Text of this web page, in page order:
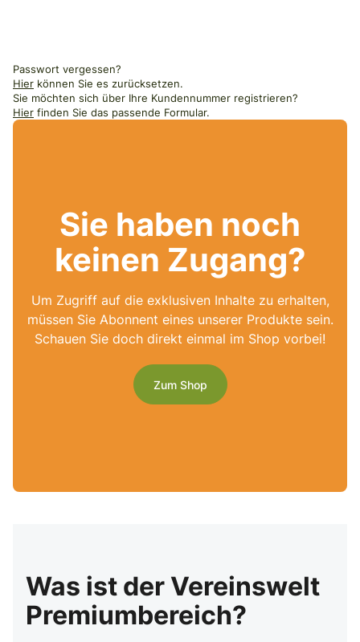
Passwort vergessen?
Hier können Sie es zurücksetzen.
Sie möchten sich über Ihre Kundennummer registrieren?
Hier finden Sie das passende Formular.
Sie haben noch
keinen Zugang?
Um Zugriff auf die exklusiven Inhalte zu erhalten,
müssen Sie Abonnent eines unserer Produkte sein.
Schauen Sie doch direkt einmal im Shop vorbei!
Zum Shop
Was ist der Vereinswelt
Premiumbereich?